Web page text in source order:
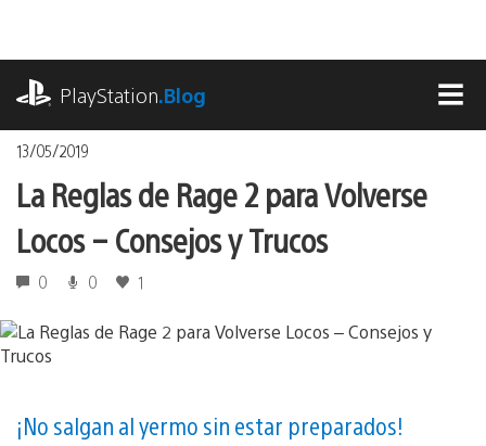
contenido
PlayStation.Blog
13/05/2019
La Reglas de Rage 2 para Volverse
Locos – Consejos y Trucos
0 0 1
¡No salgan al yermo sin estar preparados!